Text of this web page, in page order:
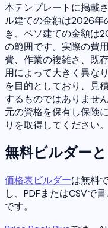
本テンプレートに掲載
ル建ての金額は2026年
き、ペソ建ての金額は
の範囲です。実際の費
費、作業の複雑さ、既
用によって大きく異な
を目的としており、見
するものではありませ
元の資格を保有し保険
りを取得してください。
無料ビルダー
価格表ビルダーは無料
し、PDFまたはCSVで
です。